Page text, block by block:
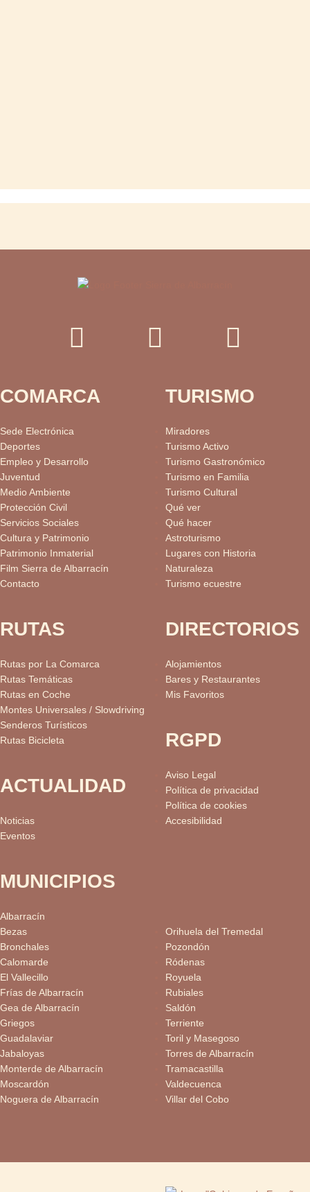
COMARCA
Sede Electrónica
Deportes
Empleo y Desarrollo
Juventud
Medio Ambiente
Protección Civil
Servicios Sociales
Cultura y Patrimonio
Patrimonio Inmaterial
Film Sierra de Albarracín
Contacto
RUTAS
Rutas por La Comarca
Rutas Temáticas
Rutas en Coche
Montes Universales / Slowdriving
Senderos Turísticos
Rutas Bicicleta
ACTUALIDAD
Noticias
Eventos
TURISMO
Miradores
Turismo Activo
Turismo Gastronómico
Turismo en Familia
Turismo Cultural
Qué ver
Qué hacer
Astroturismo
Lugares con Historia
Naturaleza
Turismo ecuestre
DIRECTORIOS
Alojamientos
Bares y Restaurantes
Mis Favoritos
RGPD
Aviso Legal
Política de privacidad
Política de cookies
Accesibilidad
MUNICIPIOS
Albarracín
Bezas
Bronchales
Calomarde
El Vallecillo
Frías de Albarracín
Gea de Albarracín
Griegos
Guadalaviar
Jabaloyas
Monterde de Albarracín
Moscardón
Noguera de Albarracín
Orihuela del Tremedal
Pozondón
Ródenas
Royuela
Rubiales
Saldón
Terriente
Toril y Masegoso
Torres de Albarracín
Tramacastilla
Valdecuenca
Villar del Cobo